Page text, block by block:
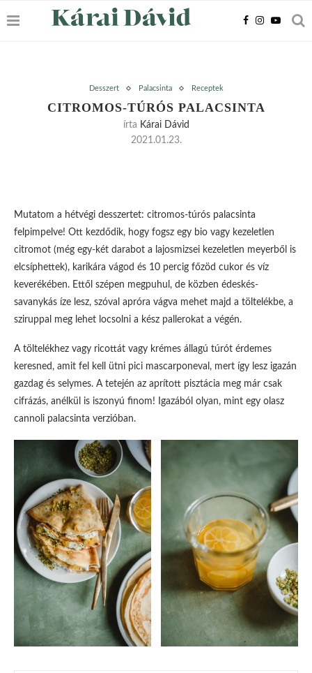
Desszert Palacsinta Receptek
CITROMOS-TÚRÓS PALACSINTA
írta Kárai Dávid
2021.01.23.
Mutatom a hétvégi desszertet: citromos-túrós palacsinta
felpimpelve! Ott kezdődik, hogy fogsz egy bio vagy kezeletlen
citromot (még egy-két darabot a lajosmizsei kezeletlen meyerből is
elcsíphettek), karikára vágod és 10 percig főzöd cukor és víz
keverékében. Ettől szépen megpuhul, de közben édeskés-
savanykás íze lesz, szóval apróra vágva mehet majd a töltelékbe, a
sziruppal meg lehet locsolni a kész pallerokat a végén.
A töltelékhez vagy ricottát vagy krémes állagú túrót érdemes
keresned, amit fel kell ütni pici mascarponeval, mert így lesz igazán
gazdag és selymes. A tetején az aprított pisztácia meg már csak
cifrázás, anélkül is iszonyú finom! Igazából olyan, mint egy olasz
cannoli palacsinta verzióban.